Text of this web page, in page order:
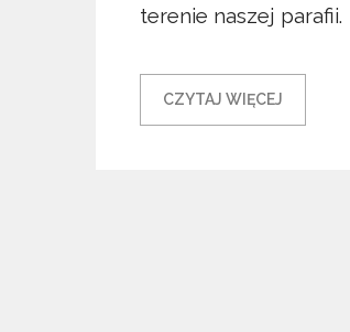
terenie naszej parafii.
CZYTAJ WIĘCEJ